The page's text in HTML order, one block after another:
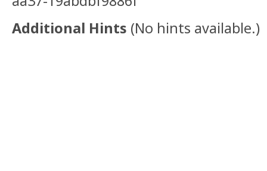
Additional Hints (No hints available.)